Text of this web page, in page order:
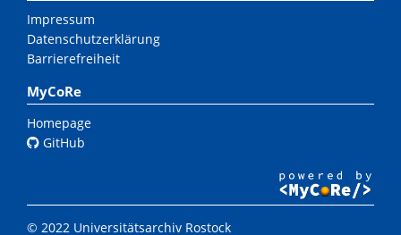
Impressum
Datenschutzerklärung
Barrierefreiheit
MyCoRe
Homepage
GitHub
© 2022 Universitätsarchiv Rostock